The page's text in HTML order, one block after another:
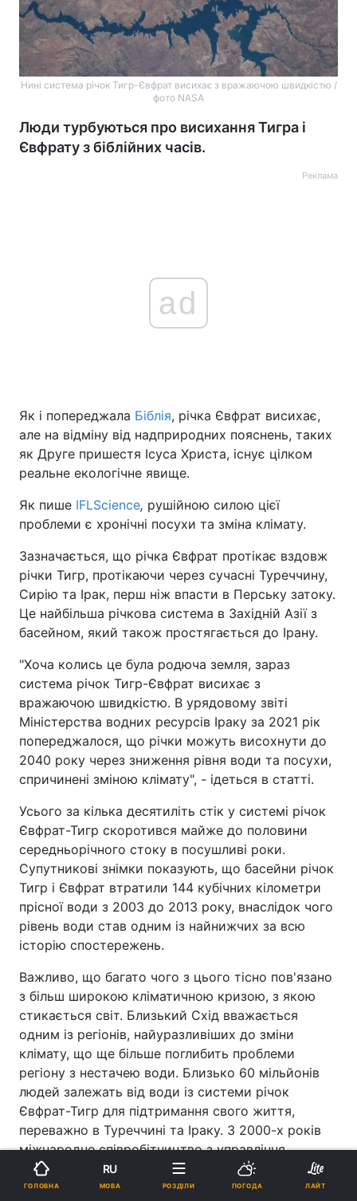
Нині система річок Тигр-Євфрат висихає з вражаючою швидкістю /
фото NASA
Люди турбуються про висихання Тигра і
Євфрату з біблійних часів.
Реклама
ad
Як і попереджала Біблія, річка Євфрат висихає,
але на відміну від надприродних пояснень, таких
як Друге пришестя Ісуса Христа, існує цілком
реальне екологічне явище.
Як пише IFLScience, рушійною силою цієї
проблеми є хронічні посухи та зміна клімату.
Зазначається, що річка Євфрат протікає вздовж
річки Тигр, протікаючи через сучасні Туреччину,
Сирію та Ірак, перш ніж впасти в Перську затоку.
Це найбільша річкова система в Західній Азії з
басейном, який також простягається до Ірану.
"Хоча колись це була родюча земля, зараз
система річок Тигр-Євфрат висихає з
вражаючою швидкістю. В урядовому звіті
Міністерства водних ресурсів Іраку за 2021 рік
попереджалося, що річки можуть висохнути до
2040 року через зниження рівня води та посухи,
спричинені зміною клімату", - ідеться в статті.
Усього за кілька десятиліть стік у системі річок
Євфрат-Тигр скоротився майже до половини
середньорічного стоку в посушливі роки.
Супутникові знімки показують, що басейни річок
Тигр і Євфрат втратили 144 кубічних кілометри
прісної води з 2003 до 2013 року, внаслідок чого
рівень води став одним із найнижчих за всю
історію спостережень.
Важливо, що багато чого з цього тісно пов'язано
з більш широкою кліматичною кризою, з якою
стикається світ. Близький Схід вважається
одним із регіонів, найуразливіших до зміни
клімату, що ще більше поглибить проблеми
регіону з нестачею води. Близько 60 мільйонів
людей залежать від води із системи річок
Євфрат-Тигр для підтримання свого життя,
переважно в Туреччині та Іраку. З 2000-х років
міжнародне співробітництво з управління
басейном Тигру і Євфрату застопорилося, що
розпалює як місцеве суперництво, так і
ГОЛОВНА
RU
МОВА РОЗДІЛИ ПОГОДА ЛАЙТ